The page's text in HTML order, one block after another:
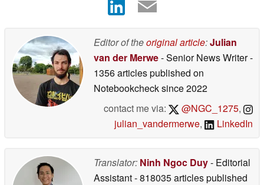
Editor of theoriginal article:Julian
van der Merwe- Senior News Writer-
1356 articles published on
Notebookchecksince 2022
contact me via:
@NGC_1275,
julian_vandermerwe, LinkedIn
Translator: Ninh Ngoc Duy- Editorial
Assistant- 818035 articles published